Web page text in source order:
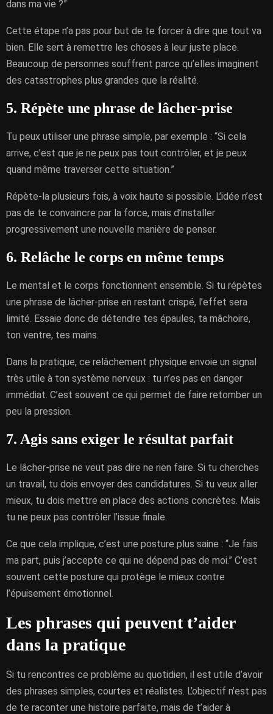
dans ma vie ?”
Cette étape n’a pas pour but de te forcer à dire que tout va
bien. Elle sert à remettre les choses à leur juste place.
Beaucoup de personnes souffrent parce qu’elles imaginent
des catastrophes plus grandes que la réalité.
5. Répète une phrase de lâcher-prise
Tu peux utiliser une phrase simple, par exemple : “Si cela
arrive, c’est que je ne peux pas tout contrôler, et je peux
quand même traverser cette situation.”
Répète-la plusieurs fois, à voix haute si possible. L’idée n’est
pas de te convaincre par la force, mais d’installer
progressivement une nouvelle manière de penser.
6. Relâche le corps en même temps
Le mental et le corps fonctionnent ensemble. Si tu répètes
une phrase de lâcher-prise en restant crispé, l’effet sera
limité. Essaie donc de détendre tes épaules, ta mâchoire,
ton ventre, tes mains.
Dans la pratique, ce relâchement physique envoie un signal
très utile à ton système nerveux : tu n’es pas en danger
immédiat. C’est souvent ce qui permet de faire retomber un
peu la pression.
7. Agis sans exiger le résultat parfait
Le lâcher-prise ne veut pas dire ne rien faire. Si tu cherches
un travail, tu dois envoyer des candidatures. Si tu veux aller
mieux, tu dois mettre en place des actions concrètes. Mais
tu ne peux pas contrôler l’issue finale.
Ce que cela implique, c’est une posture plus saine : “Je fais
ma part, puis j’accepte ce qui ne dépend pas de moi.” C’est
souvent cette posture qui protège le mieux contre
l’épuisement émotionnel.
Les phrases qui peuvent t’aider
dans la pratique
Si tu rencontres ce problème au quotidien, il est utile d’avoir
des phrases simples, courtes et réalistes. L’objectif n’est pas
de te raconter une histoire parfaite, mais de t’aider à